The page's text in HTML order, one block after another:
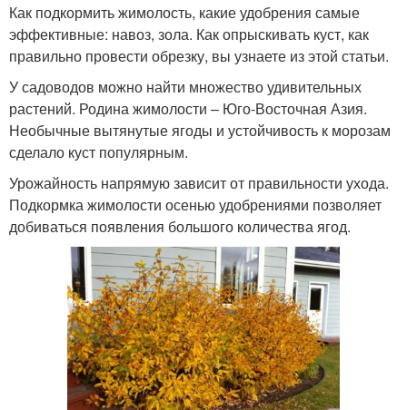
Как подкормить жимолость, какие удобрения самые
эффективные: навоз, зола. Как опрыскивать куст, как
правильно провести обрезку, вы узнаете из этой статьи.
У садоводов можно найти множество удивительных
растений. Родина жимолости – Юго-Восточная Азия.
Необычные вытянутые ягоды и устойчивость к морозам
сделало куст популярным.
Урожайность напрямую зависит от правильности ухода.
Подкормка жимолости осенью удобрениями позволяет
добиваться появления большого количества ягод.